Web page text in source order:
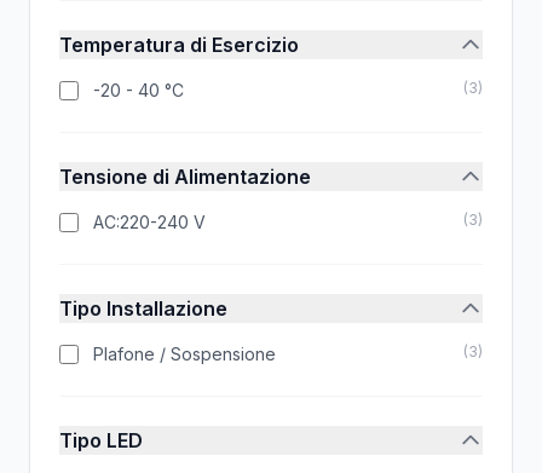
Temperatura di Esercizio
-20 - 40 °C (3)
Tensione di Alimentazione
AC:220-240 V (3)
Tipo Installazione
Plafone / Sospensione (3)
Tipo LED